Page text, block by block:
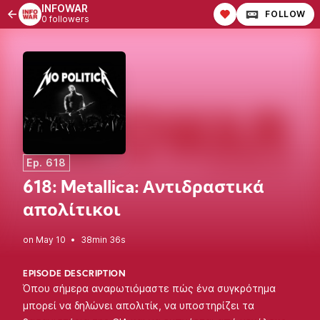
INFOWAR
0 followers FOLLOW
Ep. 618
618: Metallica: Αντιδραστικά
απολίτικοι
• 38min 36s
EPISODE DESCRIPTION
Όπου σήμερα αναρωτιόμαστε πώς ένα συγκρότημα
μπορεί να δηλώνει απολιτίκ, να υποστηρίζει τα